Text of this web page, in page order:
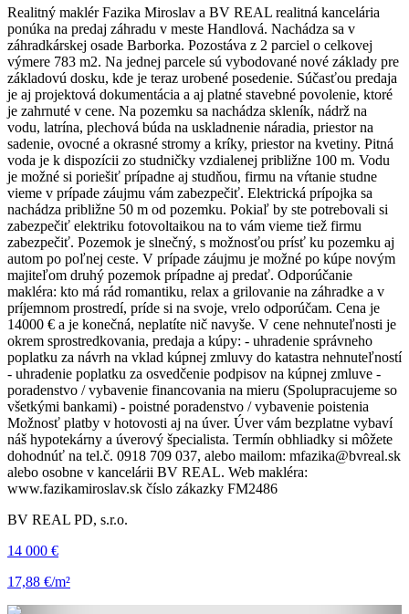
Realitný maklér Fazika Miroslav a BV REAL realitná kancelária
ponúka na predaj záhradu v meste Handlová. Nachádza sa v
záhradkárskej osade Barborka. Pozostáva z 2 parciel o celkovej
výmere 783 m2. Na jednej parcele sú vybodované nové základy pre
základovú dosku, kde je teraz urobené posedenie. Súčasťou predaja
je aj projektová dokumentácia a aj platné stavebné povolenie, ktoré
je zahrnuté v cene. Na pozemku sa nachádza skleník, nádrž na
vodu, latrína, plechová búda na uskladnenie náradia, priestor na
sadenie, ovocné a okrasné stromy a kríky, priestor na kvetiny. Pitná
voda je k dispozícii zo studničky vzdialenej približne 100 m. Vodu
je možné si poriešiť prípadne aj studňou, firmu na vŕtanie studne
vieme v prípade záujmu vám zabezpečiť. Elektrická prípojka sa
nachádza približne 50 m od pozemku. Pokiaľ by ste potrebovali si
zabezpečiť elektriku fotovoltaikou na to vám vieme tiež firmu
zabezpečiť. Pozemok je slnečný, s možnosťou prísť ku pozemku aj
autom po poľnej ceste. V prípade záujmu je možné po kúpe novým
majiteľom druhý pozemok prípadne aj predať. Odporúčanie
makléra: kto má rád romantiku, relax a grilovanie na záhradke a v
príjemnom prostredí, príde si na svoje, vrelo odporúčam. Cena je
14000 € a je konečná, neplatíte nič navyše. V cene nehnuteľnosti je
okrem sprostredkovania, predaja a kúpy: - uhradenie správneho
poplatku za návrh na vklad kúpnej zmluvy do katastra nehnuteľností
- uhradenie poplatku za osvedčenie podpisov na kúpnej zmluve -
poradenstvo / vybavenie financovania na mieru (Spolupracujeme so
všetkými bankami) - poistné poradenstvo / vybavenie poistenia
Možnosť platby v hotovosti aj na úver. Úver vám bezplatne vybaví
náš hypotekárny a úverový špecialista. Termín obhliadky si môžete
dohodnúť na tel.č. 0918 709 037, alebo mailom: mfazika@bvreal.sk
alebo osobne v kancelárii BV REAL. Web makléra:
www.fazikamiroslav.sk číslo zákazky FM2486
BV REAL PD, s.r.o.
14 000 €
17,88 €/m²